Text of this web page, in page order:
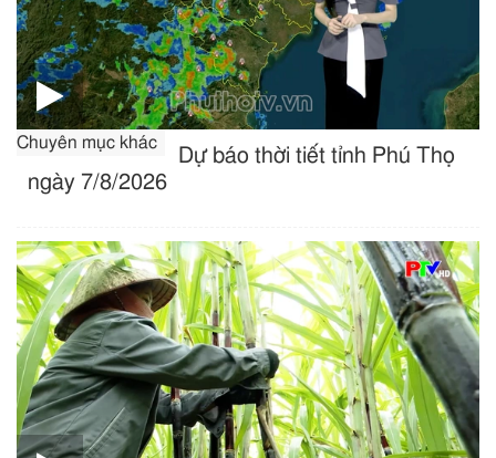
Chuyên mục khác
Dự báo thời tiết tỉnh Phú Thọ
ngày 7/8/2026